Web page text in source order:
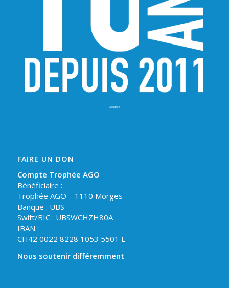
Solidarité
FAIRE UN DON
Compte Trophée AGO
Bénéficiaire :
Trophée AGO – 1110 Morges
Banque : UBS
Swift/BIC : UBSWCHZH80A
IBAN :
CH42 0022 8228 1053 5501 L
Nous soutenir différemment